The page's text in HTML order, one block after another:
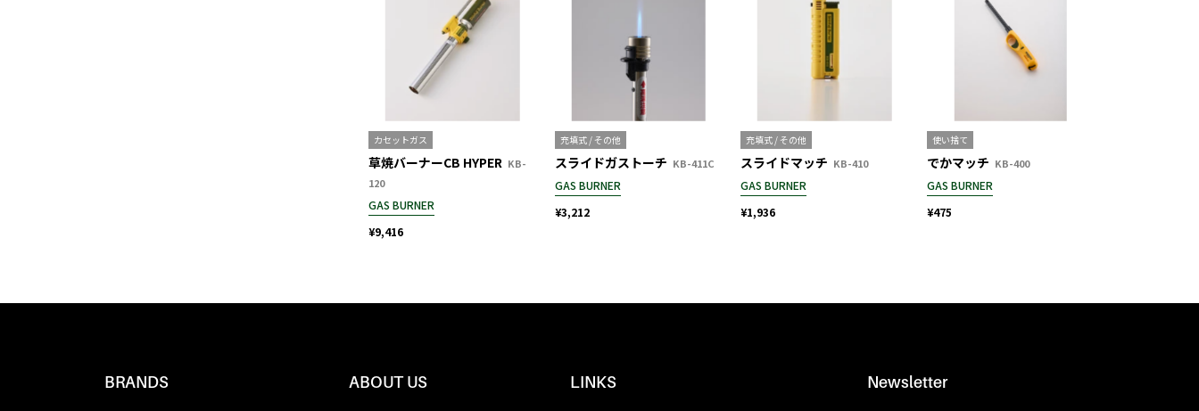
カセットガス
草焼バーナーCB HYPER KB-
120
GAS BURNER
¥9,416
充填式 / その他
スライドガストーチ KB-411C
GAS BURNER
¥3,212
充填式 / その他
スライドマッチ KB-410
GAS BURNER
¥1,936
使い捨て
でかマッチ KB-400
GAS BURNER
¥475
BRANDS ABOUT US LINKS Newsletter